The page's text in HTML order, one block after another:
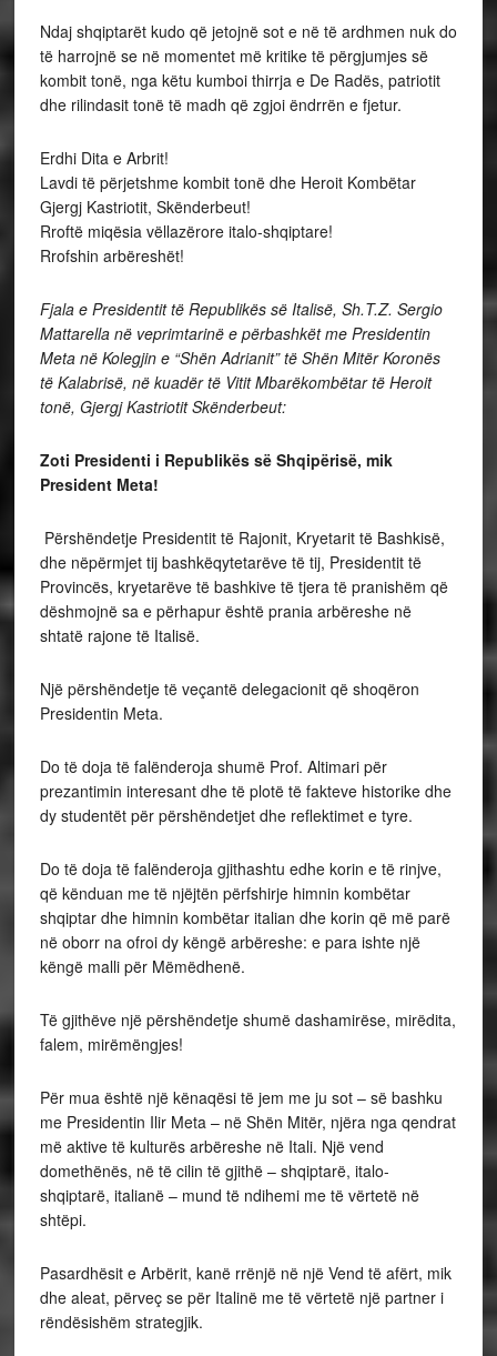
Ndaj shqiptarët kudo që jetojnë sot e në të ardhmen nuk do
të harrojnë se në momentet më kritike të përgjumjes së
kombit tonë, nga këtu kumboi thirrja e De Radës, patriotit
dhe rilindasit tonë të madh që zgjoi ëndrrën e fjetur.
Erdhi Dita e Arbrit!
Lavdi të përjetshme kombit tonë dhe Heroit Kombëtar
Gjergj Kastriotit, Skënderbeut!
Rroftë miqësia vëllazërore italo-shqiptare!
Rrofshin arbëreshët!
Fjala e Presidentit të Republikës së Italisë, Sh.T.Z. Sergio
Mattarella në veprimtarinë e përbashkët me Presidentin
Meta në Kolegjin e “Shën Adrianit” të Shën Mitër Koronës
të Kalabrisë, në kuadër të Vitit Mbarëkombëtar të Heroit
tonë, Gjergj Kastriotit Skënderbeut:
Zoti Presidenti i Republikës së Shqipërisë, mik
President Meta!
Përshëndetje Presidentit të Rajonit, Kryetarit të Bashkisë,
dhe nëpërmjet tij bashkëqytetarëve të tij, Presidentit të
Provincës, kryetarëve të bashkive të tjera të pranishëm që
dëshmojnë sa e përhapur është prania arbëreshe në
shtatë rajone të Italisë.
Një përshëndetje të veçantë delegacionit që shoqëron
Presidentin Meta.
Do të doja të falënderoja shumë Prof. Altimari për
prezantimin interesant dhe të plotë të fakteve historike dhe
dy studentët për përshëndetjet dhe reflektimet e tyre.
Do të doja të falënderoja gjithashtu edhe korin e të rinjve,
që kënduan me të njëjtën përfshirje himnin kombëtar
shqiptar dhe himnin kombëtar italian dhe korin që më parë
në oborr na ofroi dy këngë arbëreshe: e para ishte një
këngë malli për Mëmëdhenë.
Të gjithëve një përshëndetje shumë dashamirëse, mirëdita,
falem, mirëmëngjes!
Për mua është një kënaqësi të jem me ju sot – së bashku
me Presidentin Ilir Meta – në Shën Mitër, njëra nga qendrat
më aktive të kulturës arbëreshe në Itali. Një vend
domethënës, në të cilin të gjithë – shqiptarë, italo-
shqiptarë, italianë – mund të ndihemi me të vërtetë në
shtëpi.
Pasardhësit e Arbërit, kanë rrënjë në një Vend të afërt, mik
dhe aleat, përveç se për Italinë me të vërtetë një partner i
rëndësishëm strategjik.